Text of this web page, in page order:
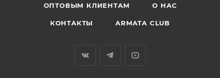
ОПТОВЫМ КЛИЕНТАМ О НАС
КОНТАКТЫ ARMATA CLUB